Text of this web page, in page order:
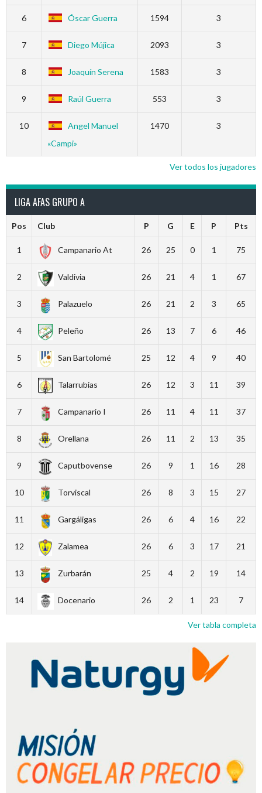
6 Óscar Guerra 1594 3
7 Diego Mújica 2093 3
8 Joaquín Serena 1583 3
9 Raúl Guerra 553 3
10
Angel Manuel
«Campi»
1470 3
Ver todos los jugadores
LIGA AFAS GRUPO A
Pos Club P G E P Pts
1 Campanario At 26 25 0 1 75
2 Valdivia 26 21 4 1 67
3 Palazuelo 26 21 2 3 65
4 Peleño 26 13 7 6 46
5 San Bartolomé 25 12 4 9 40
6 Talarrubias 26 12 3 11 39
7 Campanario I 26 11 4 11 37
8 Orellana 26 11 2 13 35
9 Caputbovense 26 9 1 16 28
10 Torviscal 26 8 3 15 27
11 Gargáligas 26 6 4 16 22
12 Zalamea 26 6 3 17 21
13 Zurbarán 25 4 2 19 14
14 Docenario 26 2 1 23 7
Ver tabla completa